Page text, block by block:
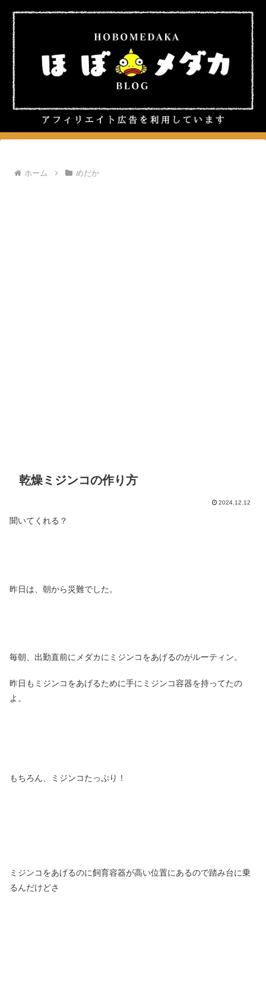
ホーム めだか
乾燥ミジンコの作り方
2024.12.12
聞いてくれる？
昨日は、朝から災難でした。
毎朝、出勤直前にメダカにミジンコをあげるのがルーティン。
昨日もミジンコをあげるために手にミジンコ容器を持ってたの
よ。
もちろん、ミジンコたっぷり！
ミジンコをあげるのに飼育容器が高い位置にあるので踏み台に乗
るんだけどさ